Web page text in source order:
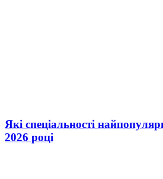
Які спеціальності
2026 році